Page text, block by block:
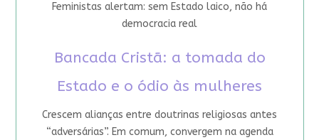
Feministas alertam: sem Estado laico, não há
democracia real
Bancada Cristã: a tomada do
Estado e o ódio às mulheres
Crescem alianças entre doutrinas religiosas antes
“adversárias”. Em comum, convergem na agenda